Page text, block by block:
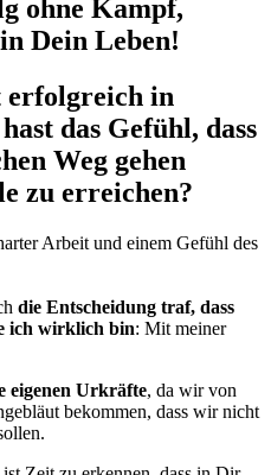
ohne Kampf,
Dein Leben!
erfolgreich in
das Gefühl, dass
Weg gehen
zu erreichen?
Arbeit und einem Gefühl des
die Entscheidung traf, dass
ich wirklich bin: Mit meiner
eigenen Urkräfte, da wir von
bekommen, dass wir nicht